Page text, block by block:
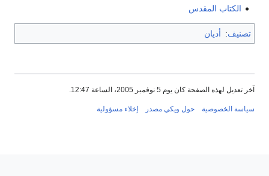
الكتاب المقدس
تصنيف: أديان
آخر تعديل لهذه الصفحة كان يوم 5 نوفمبر 2005، الساعة 12:47.
سياسة الخصوصية حول ويكي مصدر إخلاء مسؤولية